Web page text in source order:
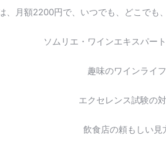
、月額2200円で、いつでも、どこでも
ソムリエ・ワインエキスパー
趣味のワインライ
エクセレンス試験の
飲食店の頼もしい見